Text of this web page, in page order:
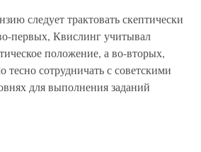
следует трактовать скептически
первых, Квислинг учитывал
положение, а во-вторых,
сотрудничать с советскими
для выполнения заданий